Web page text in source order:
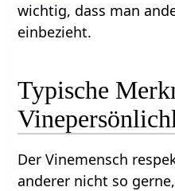
wichtig, dass man
einbezieht.
Typische
Der Vinemensch
anderer nicht so